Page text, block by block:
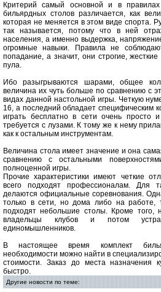
Критерий самый основной и в
бильярдных столов различается, как
которая не меняется в этом виде спорта.
так называется, потому что в ней
населения, а именно выдержка,
огромные навыки. Правила не
попадание, а значит, они строгие,
пула.
Ибо разыгрываются шарами, общее
величина их чуть больше по сравнению с
видах данной настольной игры. Четкую
16, а последний обладает специфическим
играть бесплатно в сети очень просто
требуется с лузами. К тому же к нему
как к остальным инструментам.
Величина стола имеет значение и она
сравнению с остальными
полноценной игры.
Прочие характеристики имеют четкие
всего подходят профессионалам. Для
делаются официальные соревнования.
только в сети, но дома либо на работе,
подходят небольшие столы. Кроме того,
владельцы клубов и потом
единомышленников.
В настоящее время комплект
необходимости можно найти в
стоимости. Заказ до места назначения
быстро.
Другие новости по теме: